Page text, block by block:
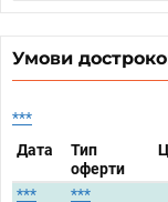
Умови
***
Дата
Тип
оферти
***
***